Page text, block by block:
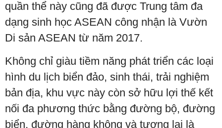
quần thể này cũng đã được Trung tâm đa
dạng sinh học ASEAN công nhận là Vườn
Di sản ASEAN từ năm 2017.
Không chỉ giàu tiềm năng phát triển các loại
hình du lịch biển đảo, sinh thái, trải nghiệm
bản địa, khu vực này còn sở hữu lợi thế kết
nối đa phương thức bằng đường bộ, đường
biển, đường hàng không và tương lai là